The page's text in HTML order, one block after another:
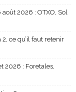
2026 : OTXO, Sol
ce qu’il faut retenir
2026 : Foretales,